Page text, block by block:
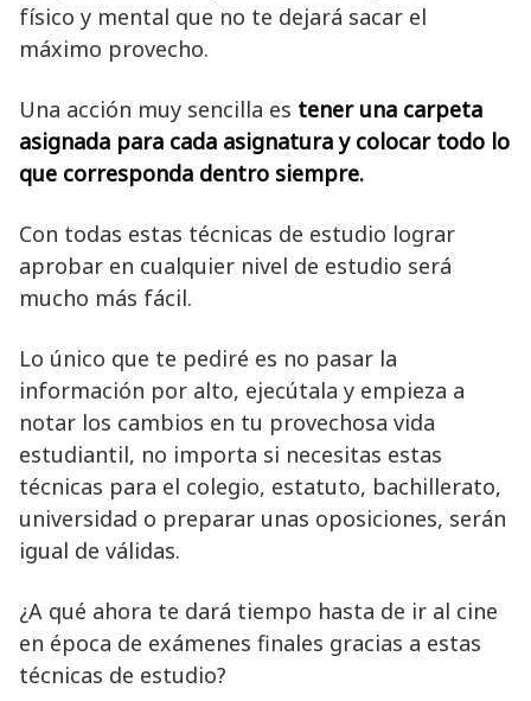
físico y mental que no te dejará sacar el
máximo provecho.
Una acción muy sencilla es tener una carpeta
asignada para cada asignatura y colocar todo lo
que corresponda dentro siempre.
Con todas estas técnicas de estudio lograr
aprobar en cualquier nivel de estudio será
mucho más fácil.
Lo único que te pediré es no pasar la
información por alto, ejecútala y empieza a
notar los cambios en tu provechosa vida
estudiantil, no importa si necesitas estas
técnicas para el colegio, estatuto, bachillerato,
universidad o preparar unas oposiciones, serán
igual de válidas.
¿A qué ahora te dará tiempo hasta de ir al cine
en época de exámenes finales gracias a estas
técnicas de estudio?